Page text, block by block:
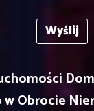
Obrocie